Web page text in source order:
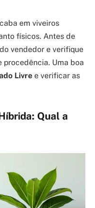
em viveiros
físicos. Antes de
vendedor e verifique
Uma boa
Livre e verificar as
Qual a